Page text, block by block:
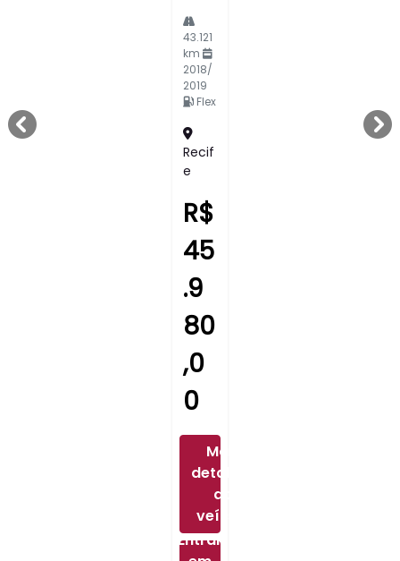
43.121
km
2018/
2019
Flex
Recif
E
R$
45
.9
80
,0
0
Mais
detalhes
do
veículo
Entrar
templates.template-